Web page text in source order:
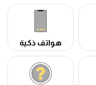
هواتف ذكية